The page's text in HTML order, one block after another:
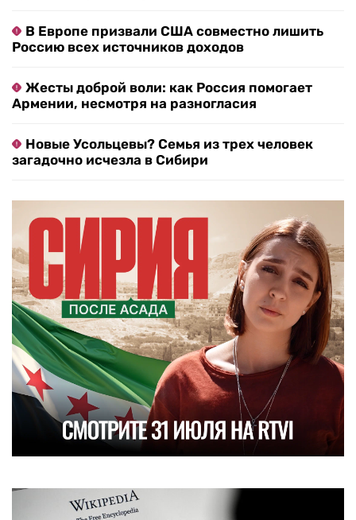
В Европе призвали США совместно лишить
Россию всех источников доходов
Жесты доброй воли: как Россия помогает
Армении, несмотря на разногласия
Новые Усольцевы? Семья из трех человек
загадочно исчезла в Сибири